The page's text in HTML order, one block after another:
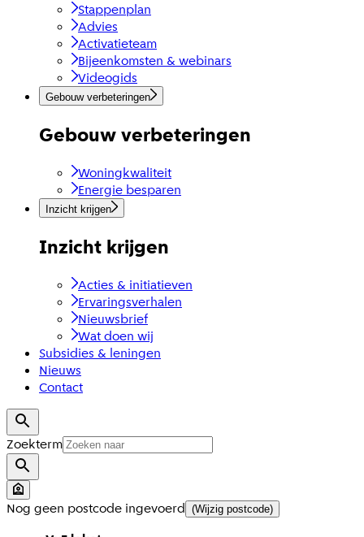
Stappenplan
Advies
Activatieteam
Bijeenkomsten & webinars
Videogids
Gebouw verbeteringen
Gebouw verbeteringen
Woningkwaliteit
Energie besparen
Inzicht krijgen
Inzicht krijgen
Acties & initiatieven
Ervaringsverhalen
Nieuwsbrief
Wat doen wij
Subsidies & leningen
Nieuws
Contact
Zoekterm
Nog geen postcode ingevoerd (Wijzig postcode)